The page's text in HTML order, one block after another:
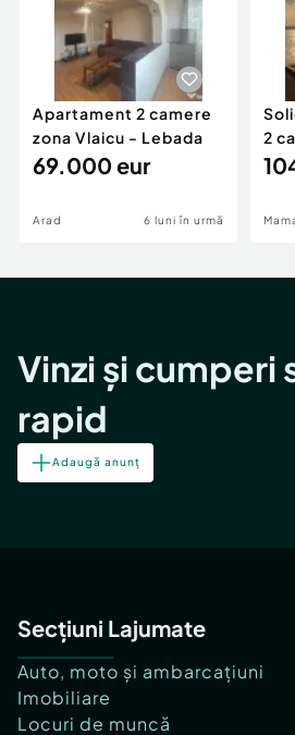
Apartament 2 camere
zona Vlaicu - Lebada
69.000 eur
Arad 6 luni în urmă
2
Vinzi și cumperi
rapid
Adaugă anunț
Secțiuni Lajumate
Auto, moto și ambarcațiuni
Imobiliare
Locuri de muncă